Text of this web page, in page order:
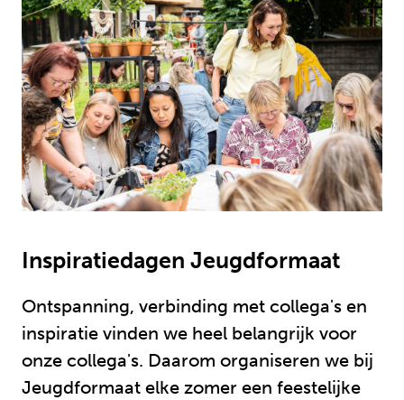
Inspiratiedagen Jeugdformaat
Ontspanning, verbinding met collega's en
inspiratie vinden we heel belangrijk voor
onze collega's. Daarom organiseren we bij
Jeugdformaat elke zomer een feestelijke